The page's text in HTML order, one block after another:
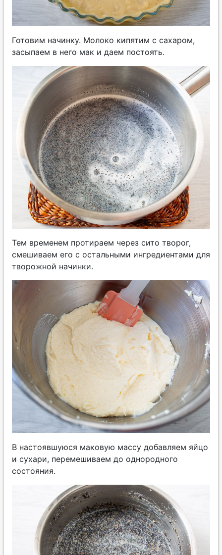
Готовим начинку. Молоко кипятим с сахаром,
засыпаем в него мак и даем постоять.
Тем временем протираем через сито творог,
смешиваем его с остальными ингредиентами для
творожной начинки.
В настоявшуюся маковую массу добавляем яйцо
и сухари, перемешиваем до однородного
состояния.